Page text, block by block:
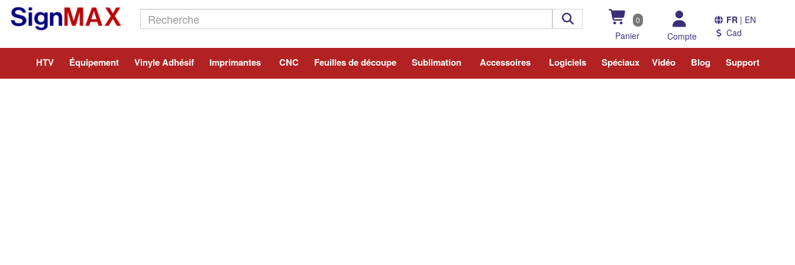
0
Panier Compte
FR| EN
Cad
HTV Équipement Vinyle Adhésif Imprimantes CNC Feuilles de découpe Sublimation Accessoires Logiciels Spéciaux Vidéo Blog Support